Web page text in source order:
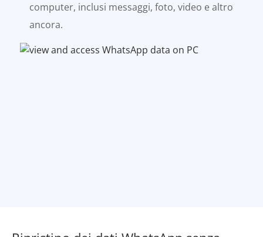
computer, inclusi messaggi, foto, video e altro
ancora.